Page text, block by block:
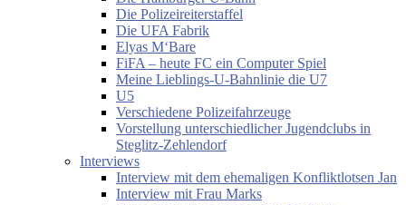
Die Polizeireiterstaffel
Die UFA Fabrik
Elyas M‘Bare
FiFA – heute FC ein Computer Spiel
Meine Lieblings-U-Bahnlinie die U7
U5
Verschiedene Polizeifahrzeuge
Vorstellung unterschiedlicher Jugendclubs in
Steglitz-Zehlendorf
Interviews
Interview mit dem ehemaligen Konfliktlotsen Jan
Interview mit Frau Marks